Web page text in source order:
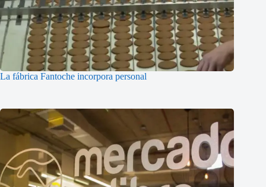
La fábrica Fantoche incorpora personal